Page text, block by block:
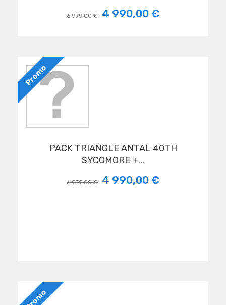
6 979,00 € 4 990,00 €
Promo
PACK TRIANGLE ANTAL 40TH
SYCOMORE +...
6 979,00 € 4 990,00 €
Promo